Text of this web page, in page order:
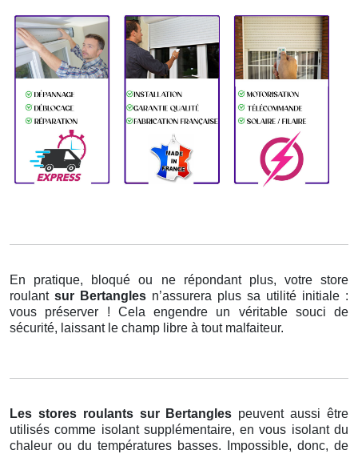
En pratique, bloqué ou ne répondant plus, votre store
roulant sur Bertangles n’assurera plus sa utilité initiale :
vous préserver ! Cela engendre un véritable souci de
sécurité, laissant le champ libre à tout malfaiteur.
Les stores roulants sur Bertangles peuvent aussi être
utilisés comme isolant supplémentaire, en vous isolant du
chaleur ou du températures basses. Impossible, donc, de